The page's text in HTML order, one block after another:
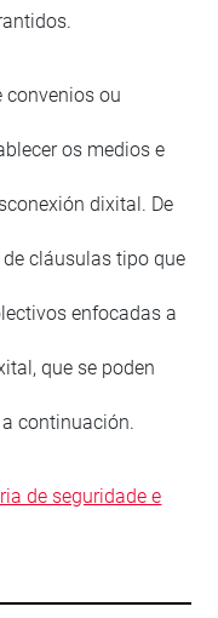
convenios ou
os medios e
dixital. De
cláusulas tipo que
enfocadas a
que se poden
continuación.
de seguridade e